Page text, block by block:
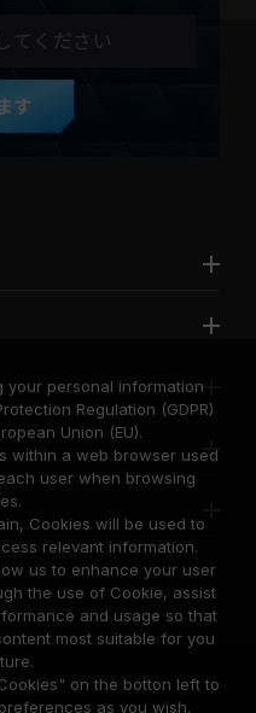
す
Reserved.
personal information
Regulation (GDPR)
Union (EU).
within a web browser used
user when browsing
Cookies will be used to
relevant information.
us to enhance your user
the use of Cookie, assist
and usage so that
most suitable for you
on the botton left to
as you wish.